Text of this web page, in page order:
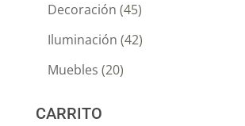
Decoración (45)
Iluminación (42)
Muebles (20)
CARRITO